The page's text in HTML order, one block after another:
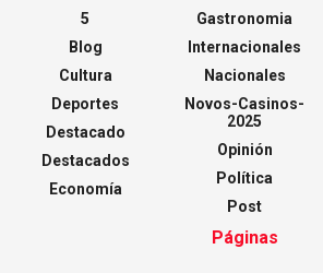
5
Blog
Cultura
Deportes
Destacado
Destacados
Economía
Gastronomia
Internacionales
Nacionales
Novos-Casinos-
2025
Opinión
Política
Post
Páginas